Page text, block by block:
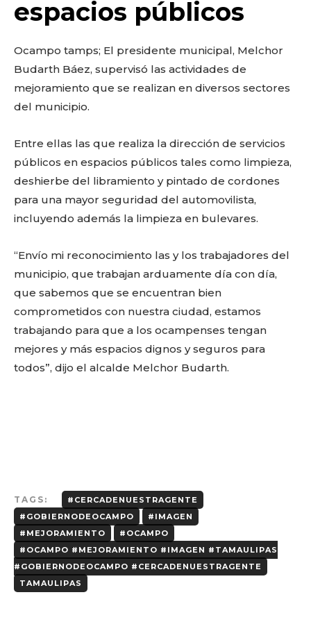
k
espacios públicos
Ocampo tamps; El presidente municipal, Melchor
Budarth Báez, supervisó las actividades de
mejoramiento que se realizan en diversos sectores
del municipio.
Entre ellas las que realiza la dirección de servicios
públicos en espacios públicos tales como limpieza,
deshierbe del libramiento y pintado de cordones
para una mayor seguridad del automovilista,
incluyendo además la limpieza en bulevares.
“Envío mi reconocimiento las y los trabajadores del
municipio, que trabajan arduamente día con día,
que sabemos que se encuentran bien
comprometidos con nuestra ciudad, estamos
trabajando para que a los ocampenses tengan
mejores y más espacios dignos y seguros para
todos”, dijo el alcalde Melchor Budarth.
TAGS:
#CERCADENUESTRAGENTE
#GOBIERNODEOCAMPO
#IMAGEN
#MEJORAMIENTO
#OCAMPO
#OCAMPO #MEJORAMIENTO #IMAGEN #TAMAULIPAS
#GOBIERNODEOCAMPO #CERCADENUESTRAGENTE
TAMAULIPAS